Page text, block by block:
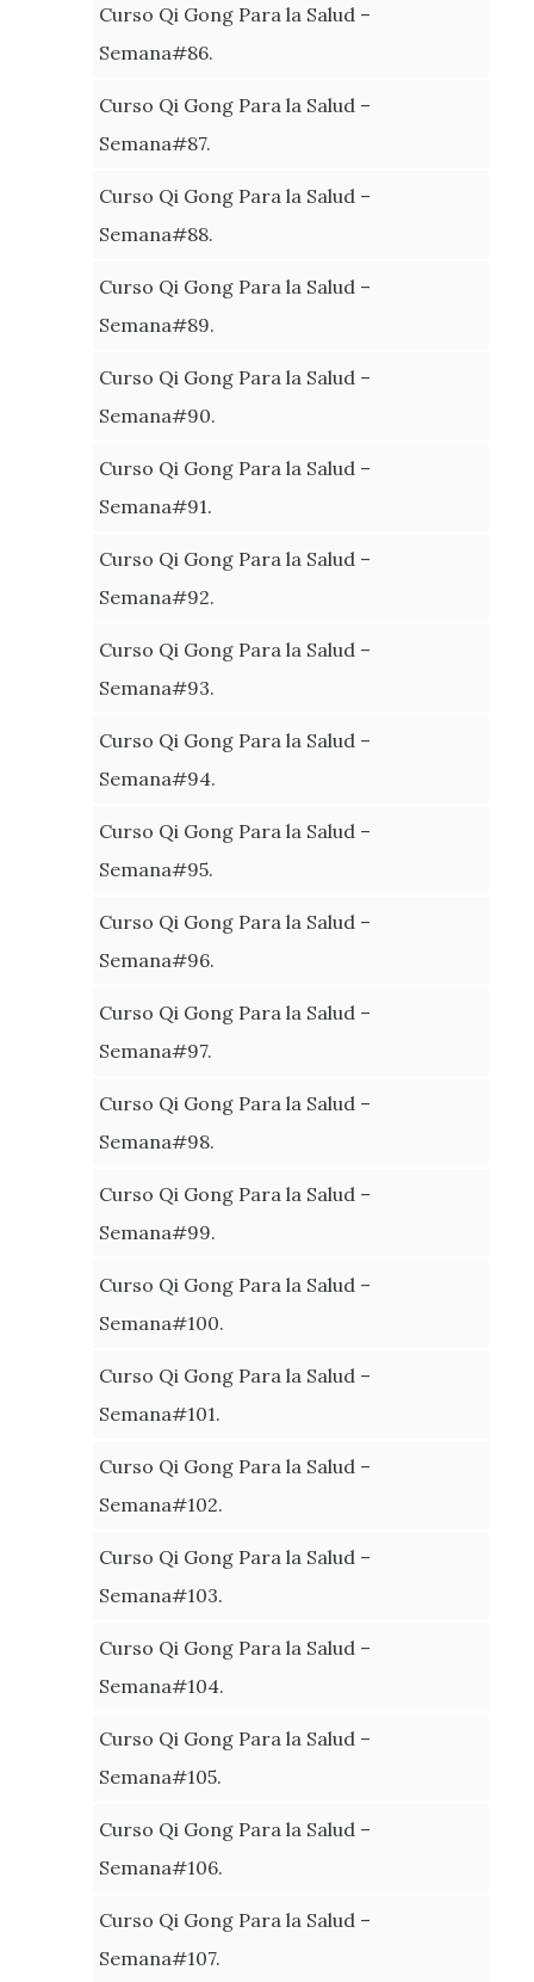
Curso Qi Gong Para la Salud –
Semana#86.
Curso Qi Gong Para la Salud –
Semana#87.
Curso Qi Gong Para la Salud –
Semana#88.
Curso Qi Gong Para la Salud –
Semana#89.
Curso Qi Gong Para la Salud –
Semana#90.
Curso Qi Gong Para la Salud –
Semana#91.
Curso Qi Gong Para la Salud –
Semana#92.
Curso Qi Gong Para la Salud –
Semana#93.
Curso Qi Gong Para la Salud –
Semana#94.
Curso Qi Gong Para la Salud –
Semana#95.
Curso Qi Gong Para la Salud –
Semana#96.
Curso Qi Gong Para la Salud –
Semana#97.
Curso Qi Gong Para la Salud –
Semana#98.
Curso Qi Gong Para la Salud –
Semana#99.
Curso Qi Gong Para la Salud –
Semana#100.
Curso Qi Gong Para la Salud –
Semana#101.
Curso Qi Gong Para la Salud –
Semana#102.
Curso Qi Gong Para la Salud –
Semana#103.
Curso Qi Gong Para la Salud –
Semana#104.
Curso Qi Gong Para la Salud –
Semana#105.
Curso Qi Gong Para la Salud –
Semana#106.
Curso Qi Gong Para la Salud –
Semana#107.